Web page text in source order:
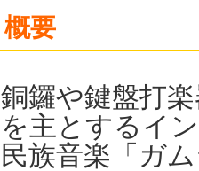
概要
銅鑼や鍵盤打
を主とするイ
民族音楽「ガ